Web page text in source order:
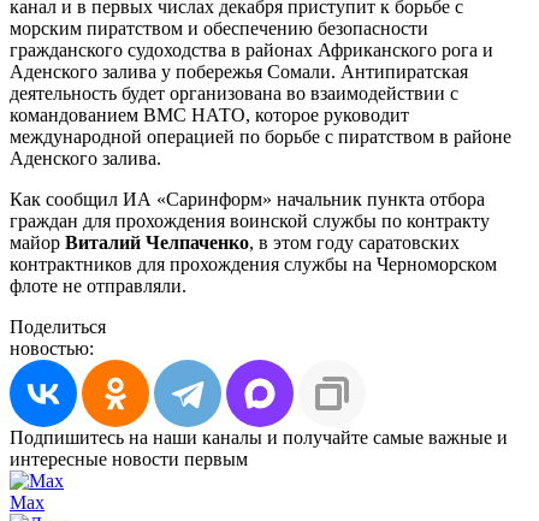
канал и в первых числах декабря приступит к борьбе с
морским пиратством и обеспечению безопасности
гражданского судоходства в районах Африканского рога и
Аденского залива у побережья Сомали. Антипиратская
деятельность будет организована во взаимодействии с
командованием ВМС НАТО, которое руководит
международной операцией по борьбе с пиратством в районе
Аденского залива.
Как сообщил ИА «Саринформ» начальник пункта отбора
граждан для прохождения воинской службы по контракту
майор Виталий Челпаченко, в этом году саратовских
контрактников для прохождения службы на Черноморском
флоте не отправляли.
Поделиться
новостью:
Подпишитесь на наши каналы и получайте самые важные и
интересные новости первым
Max